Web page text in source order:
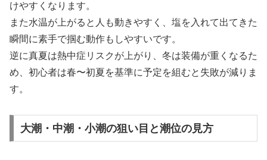
けやすくなります。
また水温が上がると人も動きやすく、塩を入れて出てきた
瞬間に素手で掴む動作もしやすいです。
逆に真夏は熱中症リスクが上がり、冬は装備が重くなるた
め、初心者は春〜初夏を基準に予定を組むと失敗が減りま
す。
大潮・中潮・小潮の狙い目と潮位の見方